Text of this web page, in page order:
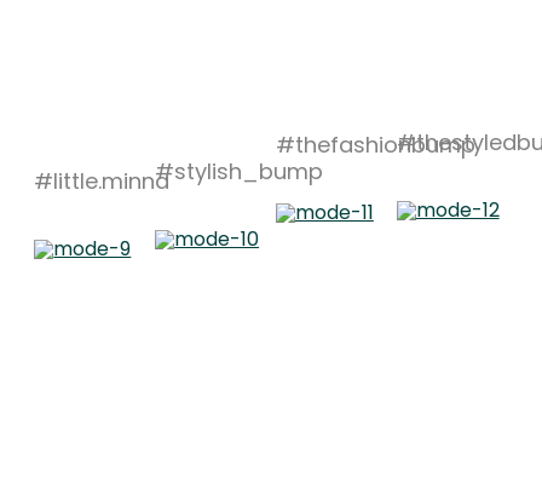
#little.minna#stylish_bump
#thefashionbump